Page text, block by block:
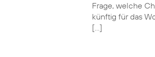
Frage, welche
künftig für das
[…]